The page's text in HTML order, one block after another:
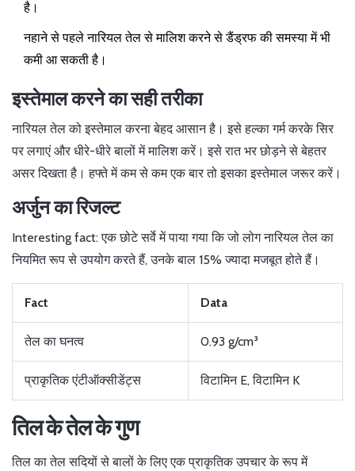
है।
नहाने से पहले नारियल तेल से मालिश करने से डैंड्रफ की समस्या में भी
कमी आ सकती है।
इस्तेमाल करने का सही तरीका
नारियल तेल को इस्तेमाल करना बेहद आसान है। इसे हल्का गर्म करके सिर
पर लगाएं और धीरे-धीरे बालों में मालिश करें। इसे रात भर छोड़ने से बेहतर
असर दिखता है। हफ्ते में कम से कम एक बार तो इसका इस्तेमाल जरूर करें।
अर्जुन का रिजल्ट
Interesting fact: एक छोटे सर्वे में पाया गया कि जो लोग नारियल तेल का
नियमित रूप से उपयोग करते हैं, उनके बाल 15% ज्यादा मजबूत होते हैं।
Fact Data
तेल का घनत्व 0.93 g/cm³
प्राकृतिक एंटीऑक्सीडेंट्स विटामिन E, विटामिन K
तिल के तेल के गुण
तिल का तेल सदियों से बालों के लिए एक प्राकृतिक उपचार के रूप में